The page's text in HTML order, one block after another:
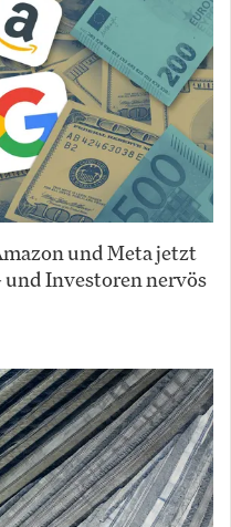
und Meta jetzt
und Investoren nervös